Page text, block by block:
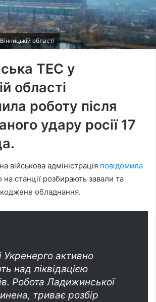
області
ТЕС у
області
роботу після
удару росії 17
військова адміністрація повідомила
станції розбирають завали та
обладнання.
Укренерго активно
над ліквідацією
Робота Ладижинської
триває розбір